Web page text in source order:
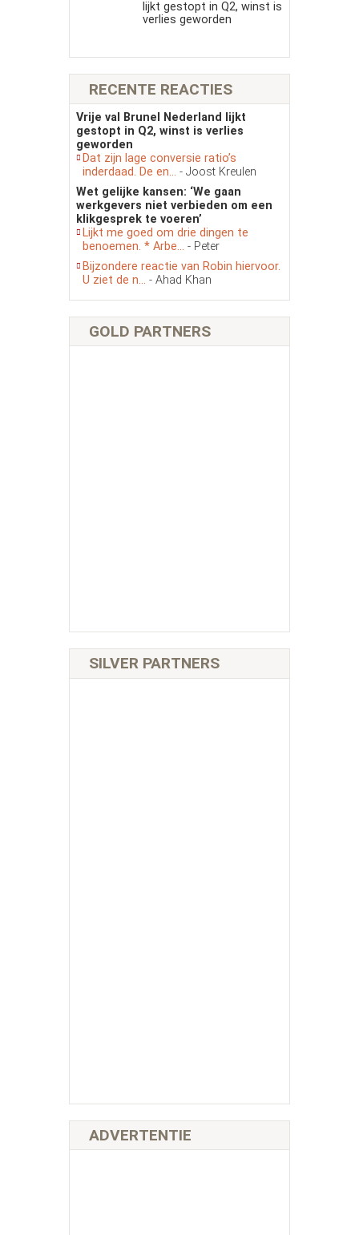
lijkt gestopt in Q2, winst is
verlies geworden
RECENTE REACTIES
Vrije val Brunel Nederland lijkt
gestopt in Q2, winst is verlies
geworden
Dat zijn lage conversie ratio’s
inderdaad. De en... - Joost Kreulen
Wet gelijke kansen: ‘We gaan
werkgevers niet verbieden om een
klikgesprek te voeren’
Lijkt me goed om drie dingen te
benoemen. * Arbe... - Peter
Bijzondere reactie van Robin hiervoor.
U ziet de n... - Ahad Khan
GOLD PARTNERS
SILVER PARTNERS
ADVERTENTIE